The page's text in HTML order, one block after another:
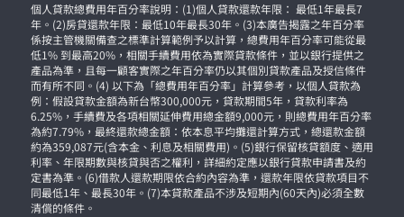
個人貸款總費用年百分率說明：(1)個人貸款還款年限： 最低1年最長7
年。(2)房貸還款年限：最低10年最長30年。(3)本廣告揭露之年百分率
係按主管機關備查之標準計算範例予以計算，總費用年百分率可能從最
低1% 到最高20%，相關手續費用依為實際貸款條件，並以銀行提供之
產品為準，且每一顧客實際之年百分率仍以其個別貸款產品及授信條件
而有所不同。(4) 以下為「總費用年百分率」計算參考，以個人貸款為
例：假設貸款金額為新台幣300,000元，貸款期間5年，貸款利率為
6.25%，手續費及各項相關延伸費用總金額9,000元，則總費用年百分率
為約7.79%，最終還款總金額：依本息平均攤還計算方式，總還款金額
約為359,087元(含本金、利息及相關費用)。(5)銀行保留核貸額度、適用
利率、年限期數與核貸與否之權利，詳細約定應以銀行貸款申請書及約
定書為準。(6)借款人還款期限依合約內容為準，還款年限依貸款項目不
同最低1年、最長30年。(7)本貸款產品不涉及短期內(60天內)必須全數
清償的條件。